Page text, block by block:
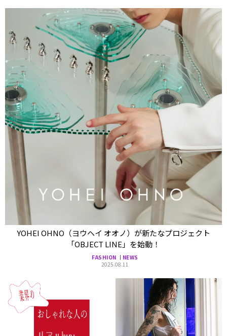
YOHEI OHNO（ヨウヘイ オオノ）が新たなプロジェクト
「OBJECT LINE」を始動！
FASHION
NEWS
2025.08.11